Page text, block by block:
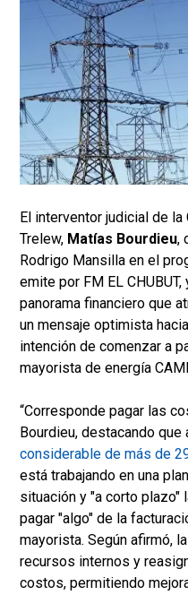
El interventor judicial de
Trelew, Matías Bourdieu,
Rodrigo Mansilla en el
emite por FM EL CHUBUT,
panorama financiero que
un mensaje optimista
intención de comenzar a
mayorista de energía
“Corresponde pagar las
Bourdieu, destacando que
considerable de más de
está trabajando en una
situación y "a corto plazo"
pagar "algo" de la
mayorista. Según afirmó,
recursos internos y
costos, permitiendo